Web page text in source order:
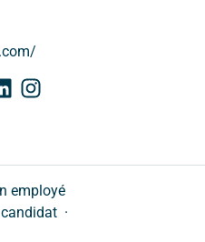
employé
·